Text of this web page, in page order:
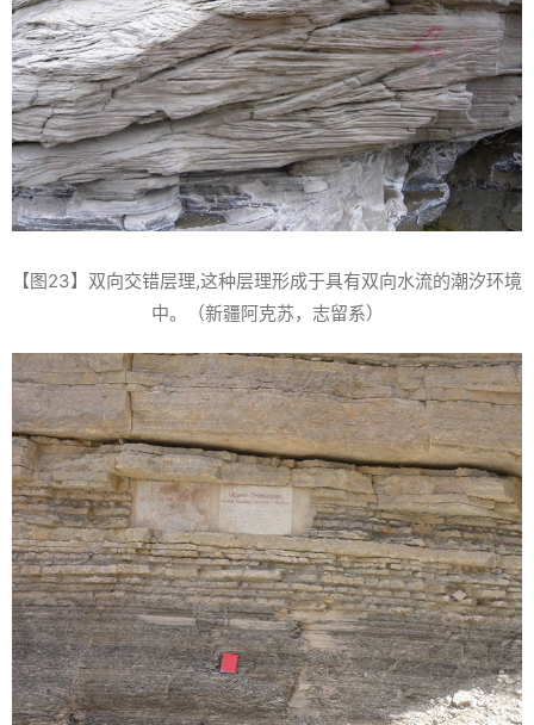
【图23】双向交错层理,这种层理形成于具有双向水流的潮汐环境
中。（新疆阿克苏，志留系）